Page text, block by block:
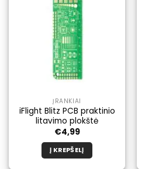
ĮRANKIAI
iFlight Blitz PCB praktinio
litavimo plokštė
€4,99
Į KREPŠELĮ